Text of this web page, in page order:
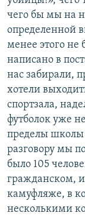
чего бы мы на
определенной
менее этого не
написано в
нас забирали,
хотели
спортзала,
футболок уже
пределы школы
разговору мы
было 105
гражданском,
камуфляже, в
несколькими